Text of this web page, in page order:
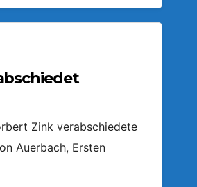
Zink verabschiedete
Auerbach, Ersten